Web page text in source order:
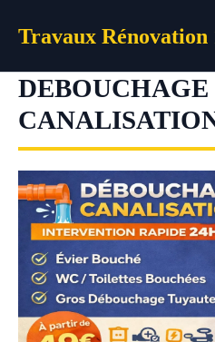
Travaux Rénovation
DEBOUCHAGE